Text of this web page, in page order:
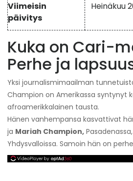
Viimeisin
päivitys
Heinäkuu
Kuka on Cari-
Perhe ja
Yksi journalismimaailman
Champion on Amerikassa syntynyt
afroamerikkalainen tausta.
Hänen vanhempansa kasvattivat
ja Mariah Champion,
Yhdysvalloissa. Samoin hän on